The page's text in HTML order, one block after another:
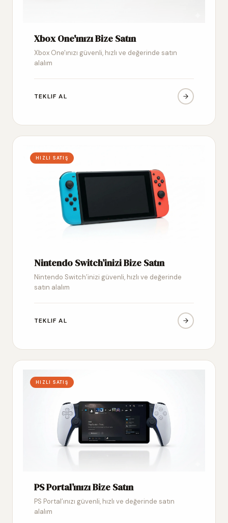
Xbox One'ınızı Bize Satın
Xbox One'ınızı güvenli, hızlı ve değerinde satın
alalım
TEKLIF AL
HIZLI SATIŞ
Nintendo Switch’inizi Bize Satın
Nintendo Switch’inizi güvenli, hızlı ve değerinde
satın alalım
TEKLIF AL
HIZLI SATIŞ
PS Portal’ınızı Bize Satın
PS Portal’ınızı güvenli, hızlı ve değerinde satın
alalım